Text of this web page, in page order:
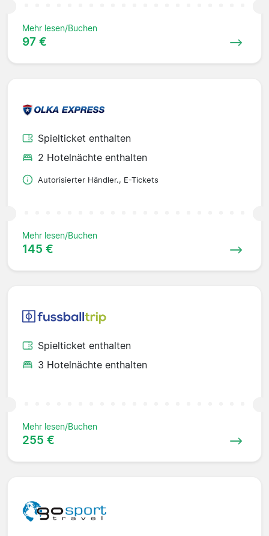
Mehr lesen/Buchen
97 €
Spielticket enthalten
2 Hotelnächte enthalten
Autorisierter Händler., E-Tickets
Mehr lesen/Buchen
145 €
Spielticket enthalten
3 Hotelnächte enthalten
Mehr lesen/Buchen
255 €